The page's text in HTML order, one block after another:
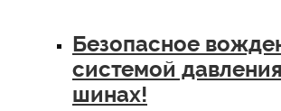
Безопасное
системой
шинах!